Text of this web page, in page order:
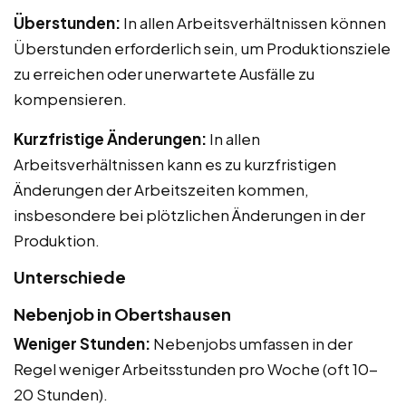
Überstunden: In allen Arbeitsverhältnissen können
Überstunden erforderlich sein, um Produktionsziele
zu erreichen oder unerwartete Ausfälle zu
kompensieren.
Kurzfristige Änderungen: In allen
Arbeitsverhältnissen kann es zu kurzfristigen
Änderungen der Arbeitszeiten kommen,
insbesondere bei plötzlichen Änderungen in der
Produktion.
Unterschiede
Nebenjob in Obertshausen
Weniger Stunden: Nebenjobs umfassen in der
Regel weniger Arbeitsstunden pro Woche (oft 10-
20 Stunden).